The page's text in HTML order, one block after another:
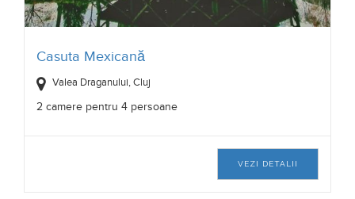
Casuta Mexicană
Valea Draganului, Cluj
2 camere pentru 4 persoane
VEZI DETALII